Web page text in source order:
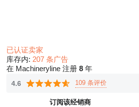
已认证卖家
库存内: 207 条广告
在 Machineryline 注册 8 年
4.6 109 条评价
订阅该经销商